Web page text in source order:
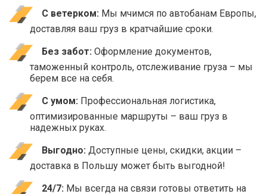
С ветерком: Мы мчимся по автобанам Европы,
доставляя ваш груз в кратчайшие сроки.
Без забот: Оформление документов,
таможенный контроль, отслеживание груза – мы
берем все на себя.
С умом: Профессиональная логистика,
оптимизированные маршруты – ваш груз в
надежных руках.
Выгодно: Доступные цены, скидки, акции –
доставка в Польшу может быть выгодной!
24/7: Мы всегда на связи готовы ответить на